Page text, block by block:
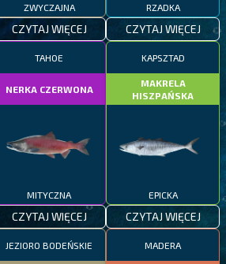
ZWYCZAJNA
CZYTAJ WIĘCEJ
RZADKA
CZYTAJ WIĘCEJ
TAHOE
NERKA CZERWONA
MITYCZNA
CZYTAJ WIĘCEJ
KAPSZTAD
MAKRELA
HISZPAŃSKA
EPICKA
CZYTAJ WIĘCEJ
JEZIORO BODEŃSKIE MADERA